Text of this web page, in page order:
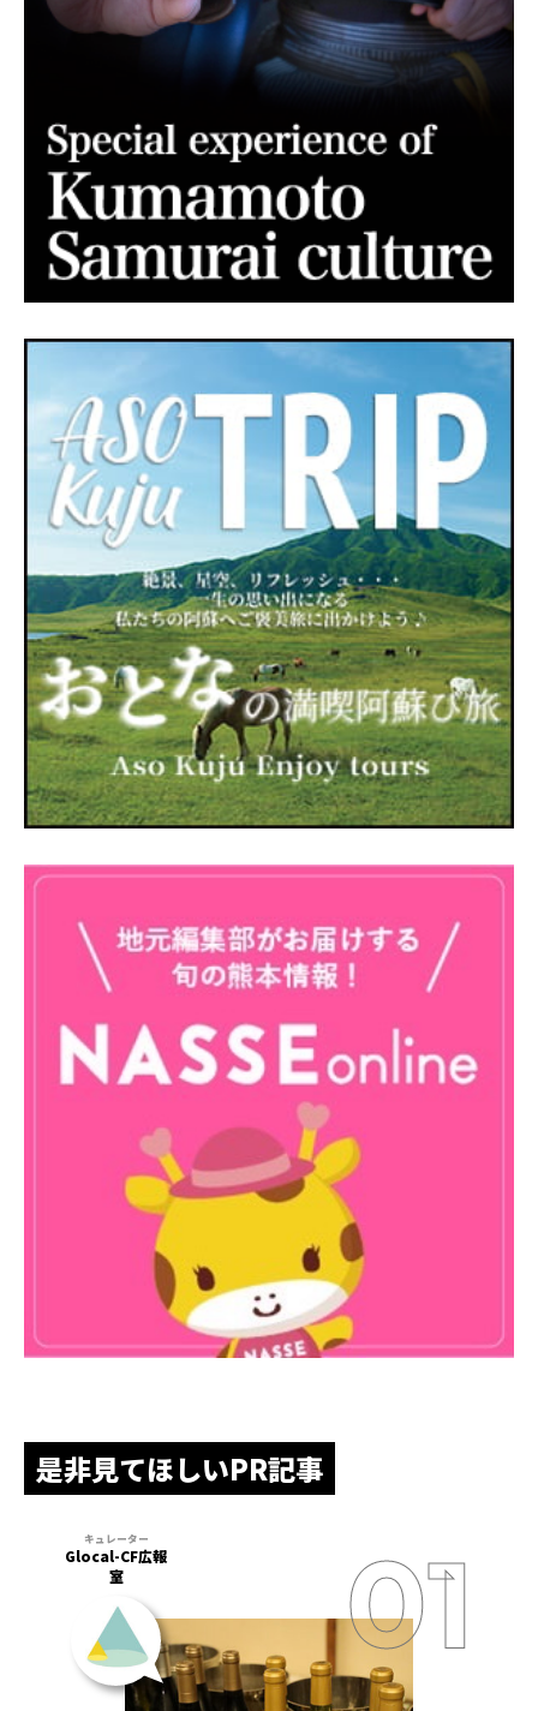
是非見てほしいPR記事
Glocal-CF広報
室